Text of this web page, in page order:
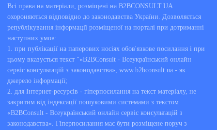
Всі права на матеріали, розміщені на B2BCONSULT.UA
охороняються відповідно до законодавства України. Дозволяється
републікування інформації розміщеної на порталі при дотриманні
наступних умов:
1. при публікації на паперових носіях обов'язкове посилання і при
цьому вказується текст "«B2BConsult - Всеукраїнський онлайн
сервіс консультацій з законодавства», www.b2bconsult.ua - як
джерело інформації;
2. для Інтернет-ресурсів - гіперпосилання на текст матеріалу, не
закритим від індексації пошуковими системами з текстом
«B2BConsult - Всеукраїнський онлайн сервіс консультацій з
законодавства». Гіперпосилання має бути розміщене поруч з